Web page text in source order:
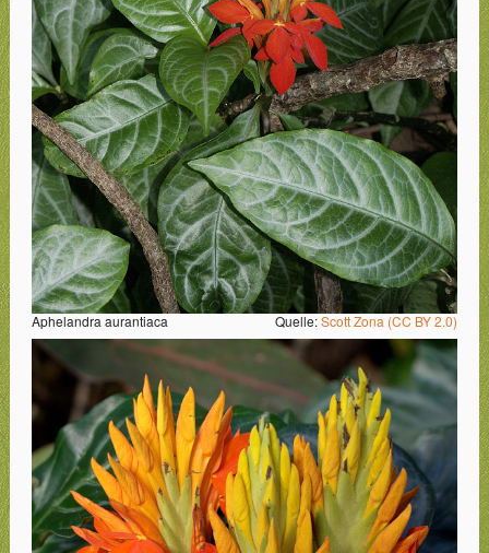
Aphelandra aurantiaca Quelle:Scott Zona (CC BY 2.0)